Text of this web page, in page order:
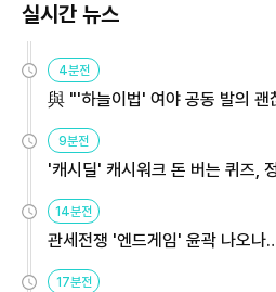
실시간 뉴스
4분전
與 "'하늘이법' 여야 공동 발의
9분전
'캐시딜' 캐시워크 돈 버는 퀴즈,
14분전
관세전쟁 '엔드게임' 윤곽 나오나
용해야
17분전